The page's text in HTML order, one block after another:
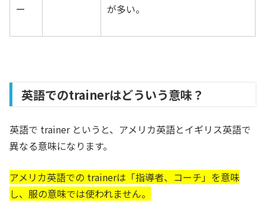
ー
が多い。
英語でのtrainerはどういう意味？
英語で trainer というと、アメリカ英語とイギリス英語で
異なる意味になります。
アメリカ英語での trainerは「指導者、コーチ」を意味
し、服の意味では使われません。